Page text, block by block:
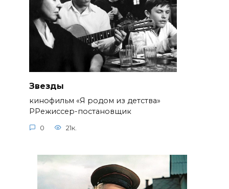
Звезды
кинофильм «Я родом из детства»
РРежиссер-постановщик
0 21к.